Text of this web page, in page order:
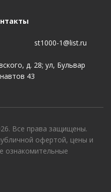
st1000-1@list.ru
д. 28; ул, Бульвар
43
Все права защищены.
офертой, цены и
ознакомительные